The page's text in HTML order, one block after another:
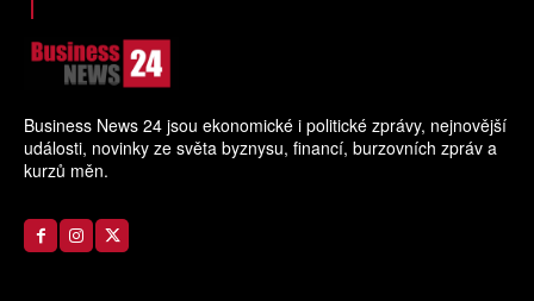
Business News 24 jsou ekonomické i politické zprávy, nejnovější
události, novinky ze světa byznysu, financí, burzovních zpráv a
kurzů měn.